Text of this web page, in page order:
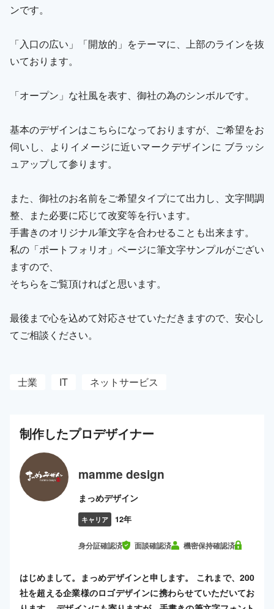
ンです。
「入口の広い」「開放的」をテーマに、上部のラインを抜
いております。
「オープン」な社風を表す、御社の為のシンボルです。
基本のデザインはこちらになっておりますが、ご希望をお
伺いし、よりイメージに近いマークデザインに ブラッシ
ュアップして参ります。
また、御社のお名前をご希望タイプにて出力し、文字間調
整、また必要に応じて改変等を行います。
手書きのオリジナル筆文字を合わせることも出来ます。
私の「ポートフォリオ」ページに筆文字サンプルがござい
ますので、
そちらをご覧頂ければと思います。
最後まで心を込めて対応させていただきますので、安心し
てご相談ください。
士業 IT ネットサービス
制作したプロデザイナー
mamme design
まっめデザイン
キャリア 12年
身分証確認済 面談確認済 機密保持確認済
はじめまして。まっめデザインと申します。 これまで、200
社を超える企業様のロゴデザインに携わらせていただいてお